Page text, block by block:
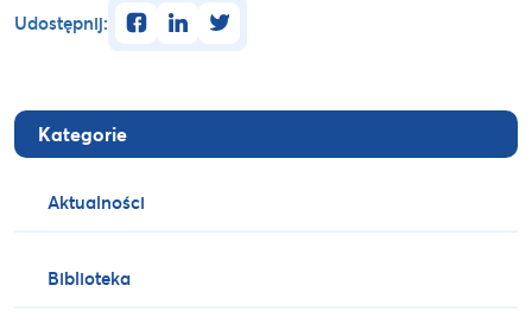
Kategorie
Aktualności
Biblioteka
Udostępnij: facebooklinkedintwitter